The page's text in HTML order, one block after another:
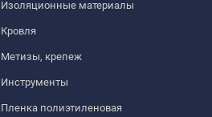
Изоляционные материалы
Кровля
Метизы, крепеж
Инструменты
Пленка полиэтиленовая